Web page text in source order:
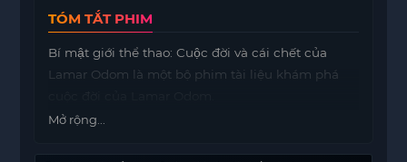
TÓM TẮT PHIM
Bí mật giới thể thao: Cuộc đời và cái chết của
Lamar Odom là một bộ phim tài liệu khám phá
Bộ phim
Mở rộng...